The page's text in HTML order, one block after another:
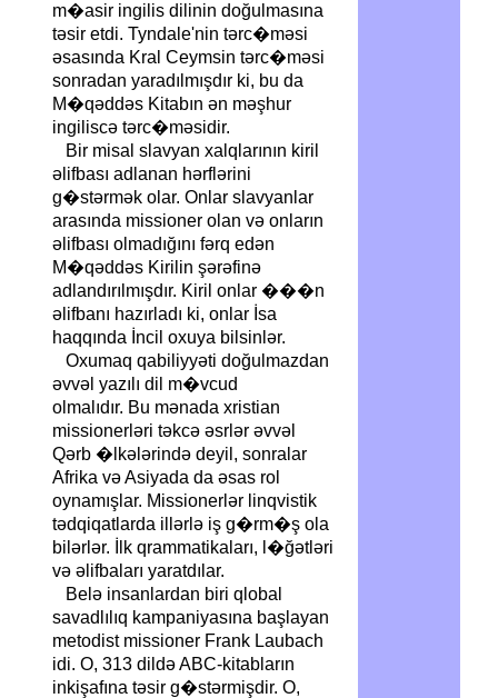
m�asir ingilis dilinin doğulmasına
təsir etdi. Tyndale'nin tərc�məsi
əsasında Kral Ceymsin tərc�məsi
sonradan yaradılmışdır ki, bu da
M�qəddəs Kitabın ən məşhur
ingiliscə tərc�məsidir.
Bir misal slavyan xalqlarının kiril
əlifbası adlanan hərflərini
g�stərmək olar. Onlar slavyanlar
arasında missioner olan və onların
əlifbası olmadığını fərq edən
M�qəddəs Kirilin şərəfinə
adlandırılmışdır. Kiril onlar ���n
əlifbanı hazırladı ki, onlar İsa
haqqında İncil oxuya bilsinlər.
Oxumaq qabiliyyəti doğulmazdan
əvvəl yazılı dil m�vcud
olmalıdır. Bu mənada xristian
missionerləri təkcə əsrlər əvvəl
Qərb �lkələrində deyil, sonralar
Afrika və Asiyada da əsas rol
oynamışlar. Missionerlər linqvistik
tədqiqatlarda illərlə iş g�rm�ş ola
bilərlər. İlk qrammatikaları, l�ğətləri
və əlifbaları yaratdılar.
Belə insanlardan biri qlobal
savadlılıq kampaniyasına başlayan
metodist missioner Frank Laubach
idi. O, 313 dildə ABC-kitabların
inkişafına təsir g�stərmişdir. O,